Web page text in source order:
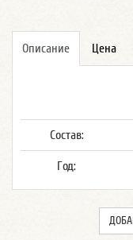
Описание Цена
Состав:
Год: